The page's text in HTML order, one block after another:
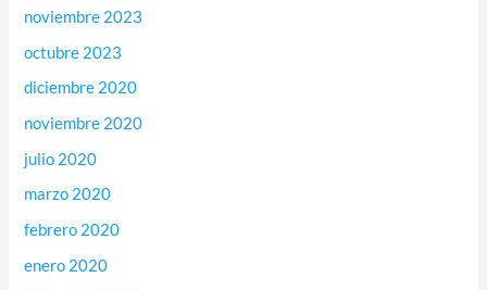
noviembre 2023
octubre 2023
diciembre 2020
noviembre 2020
julio 2020
marzo 2020
febrero 2020
enero 2020